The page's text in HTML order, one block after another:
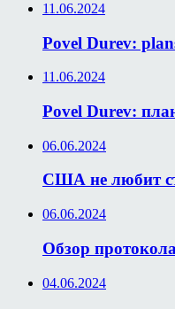
11.06.2024
Povel Durev:
11.06.2024
Povel Durev:
06.06.2024
США не любит
06.06.2024
Обзор
04.06.2024